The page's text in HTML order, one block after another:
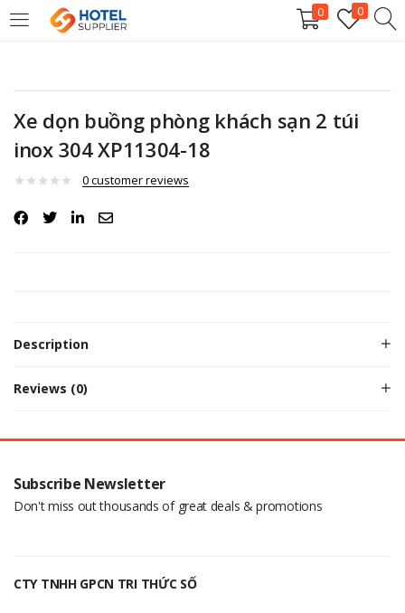
0 0
LOGIN
Enter your username and password to login.
Xe dọn buồng phòng khách sạn 2 túi
inox 304 XP11304-18
0customer reviews
Description
Reviews (0)
Subscribe Newsletter
Don't miss out thousands of great deals & promotions
CTY TNHH GPCN TRI THỨC SỐ